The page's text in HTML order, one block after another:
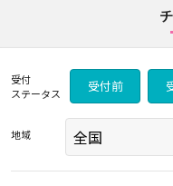
受付
ステータス
受付前
地域